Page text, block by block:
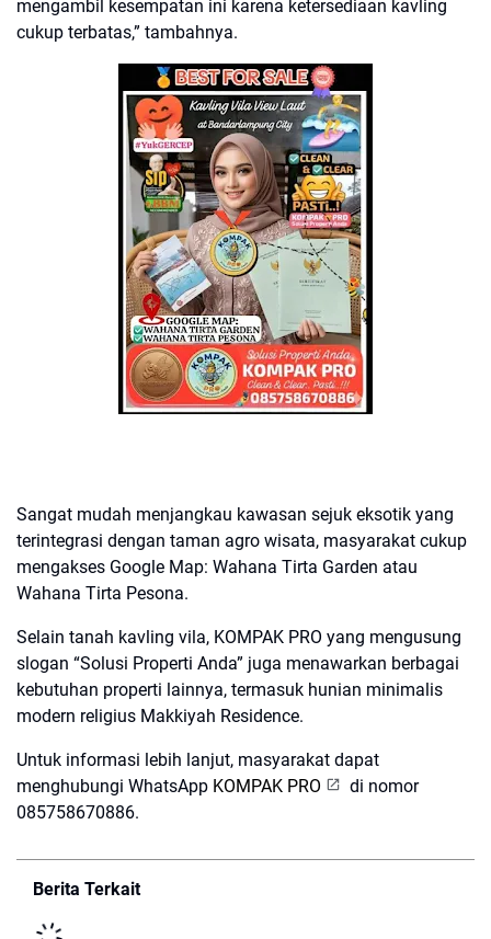
mengambil kesempatan ini karena ketersediaan kavling
cukup terbatas,” tambahnya.
Sangat mudah menjangkau kawasan sejuk eksotik yang
terintegrasi dengan taman agro wisata, masyarakat cukup
mengakses Google Map: Wahana Tirta Garden atau
Wahana Tirta Pesona.
Selain tanah kavling vila, KOMPAK PRO yang mengusung
slogan “Solusi Properti Anda” juga menawarkan berbagai
kebutuhan properti lainnya, termasuk hunian minimalis
modern religius Makkiyah Residence.
Untuk informasi lebih lanjut, masyarakat dapat
menghubungi WhatsApp KOMPAK PRO
di nomor
085758670886.
Berita Terkait